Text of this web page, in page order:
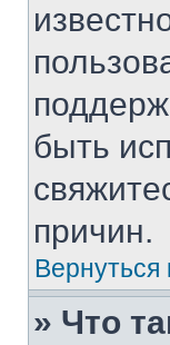
быть
причин.
Вернуться
» Что